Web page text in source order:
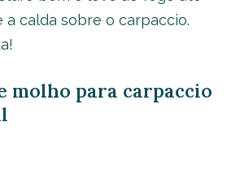
a calda sobre o carpaccio.
molho para carpaccio